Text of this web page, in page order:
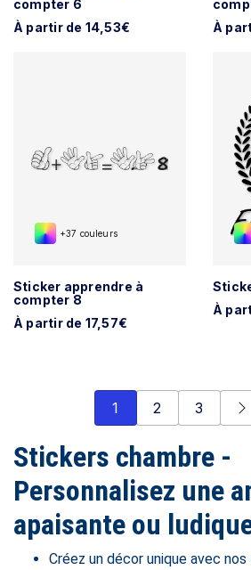
compter 6
À partir de 14,53€
À
+37 couleurs
Sticker apprendre à
compter 8
À partir de 17,57€
À
1 2 3
Stickers chambre -
Personnalisez une
apaisante ou
Créez un décor unique avec nos